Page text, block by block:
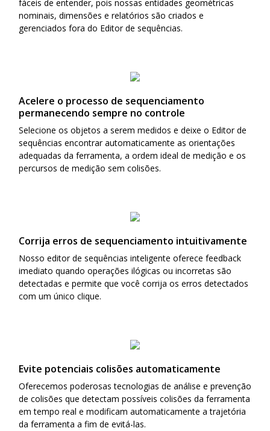
fáceis de entender, pois nossas entidades geométricas
nominais, dimensões e relatórios são criados e
gerenciados fora do Editor de sequências.
Acelere o processo de sequenciamento
permanecendo sempre no controle
Selecione os objetos a serem medidos e deixe o Editor de
sequências encontrar automaticamente as orientações
adequadas da ferramenta, a ordem ideal de medição e os
percursos de medição sem colisões.
Corrija erros de sequenciamento intuitivamente
Nosso editor de sequências inteligente oferece feedback
imediato quando operações ilógicas ou incorretas são
detectadas e permite que você corrija os erros detectados
com um único clique.
Evite potenciais colisões automaticamente
Oferecemos poderosas tecnologias de análise e prevenção
de colisões que detectam possíveis colisões da ferramenta
em tempo real e modificam automaticamente a trajetória
da ferramenta a fim de evitá-las.